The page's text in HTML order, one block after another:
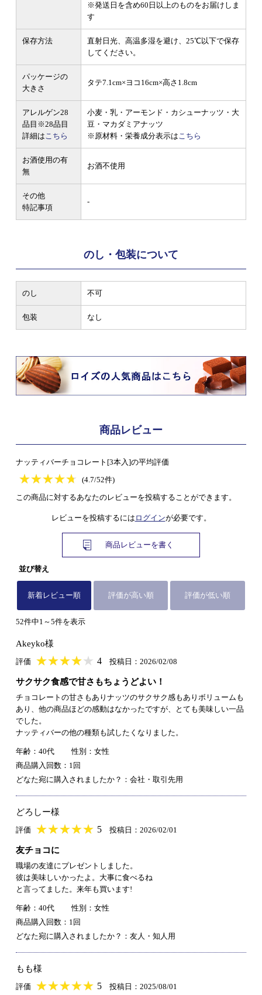
※発送日を含め60日以上のものをお届けしま
す
保存方法
直射日光、高温多湿を避け、25℃以下で保存
してください。
パッケージの
大きさ
タテ7.1cm×ヨコ16cm×高さ1.8cm
アレルゲン28
品目 ※28品目
詳細はこちら
小麦・乳・アーモンド・カシューナッツ・大
豆・マカダミアナッツ
※原材料・栄養成分表示はこちら
お酒使用の有
無
お酒不使用
その他
特記事項
-
のし・包装について
のし 不可
包装 なし
商品レビュー
ナッティバーチョコレート[3本入]の平均評価
★★★★★
★★★★★
(4.7/52件)
この商品に対するあなたのレビューを投稿することができます。
レビューを投稿するには ログインが必要です。
商品レビューを書く
並び替え
新着レビュー順 評価が高い順 評価が低い順
52件中1～5件を表示
Akeyko様
評価 ★★★★★
★★★★★ 4 投稿日：2026/02/08
サクサク食感で甘さもちょうどよい！
チョコレートの甘さもありナッツのサクサク感もありボリュームも
あり、他の商品ほどの感動はなかったですが、とても美味しい一品
でした。
ナッティバーの他の種類も試したくなりました。
年齢：40代
性別：女性
商品購入回数：1回
どなた宛に購入されましたか？：会社・取引先用
どろしー様
評価 ★★★★★
★★★★★ 5 投稿日：2026/02/01
友チョコに
職場の友達にプレゼントしました。
彼は美味しいかったよ。大事に食べるね
と言ってました。来年も買います!
年齢：40代
性別：女性
商品購入回数：1回
どなた宛に購入されましたか？：友人・知人用
もも様
評価 ★★★★★
★★★★★ 5 投稿日：2025/08/01